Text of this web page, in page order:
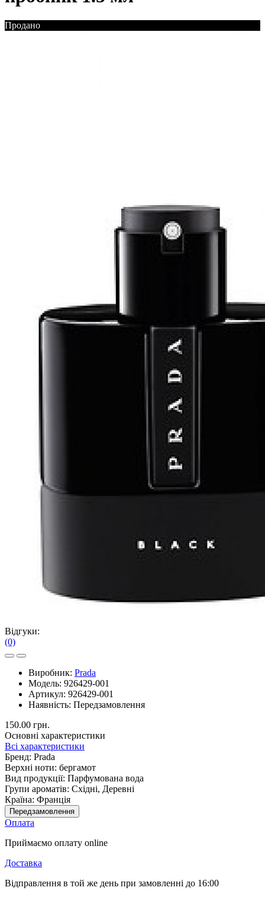
Продано
Відгуки:
(0)
Виробник: Prada
Модель: 926429-001
Артикул: 926429-001
Наявність: Передзамовлення
150.00 грн.
Основні характеристики
Всі характеристики
Бренд: Prada
Верхні ноти: бергамот
Вид продукції: Парфумована вода
Групи ароматів: Східні, Деревні
Країна: Франція
Передзамовлення
Оплата
Приймаємо оплату online
Доставка
Відправлення в той же день при замовленні до 16:00